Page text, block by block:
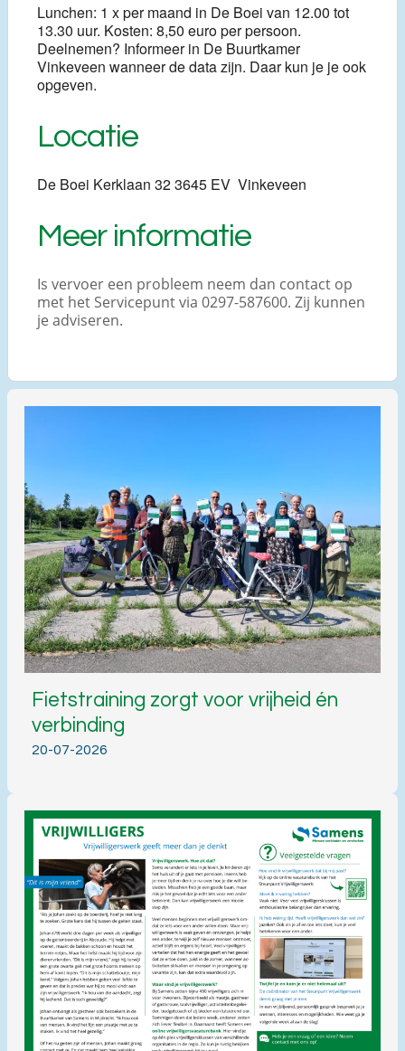
Lunchen: 1 x per maand in De Boei van 12.00 tot
13.30 uur. Kosten: 8,50 euro per persoon.
Deelnemen? Informeer in De Buurtkamer
Vinkeveen wanneer de data zijn. Daar kun je je ook
opgeven.
Locatie
De Boei Kerklaan 32 3645 EV Vinkeveen
Meer informatie
Is vervoer een probleem neem dan contact op
met het Servicepunt via 0297-587600. Zij kunnen
je adviseren.
Fietstraining zorgt voor vrijheid én
verbinding
20-07-2026